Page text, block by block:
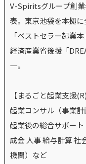
V-Spiritsグループ創
表。東京池袋を本拠
「ベストセラー起業
経済産業省後援「
一。
【まるごと起業支援
起業コンサル（事業
起業後の総合サポー
成金 人事 給与計算 社
機関）など